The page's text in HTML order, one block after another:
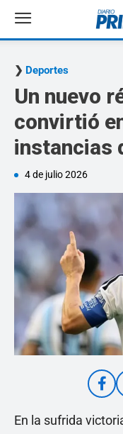
Deportes
Un nuevo
convirtió
instancias
4 de julio 2026
En la sufrida